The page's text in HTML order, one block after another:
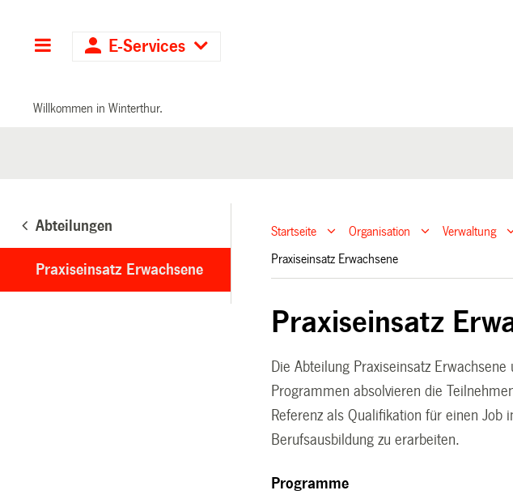
Hauptnavigation
E-Services
Willkommen in Winterthur.
Abteilungen
Praxiseinsatz Erwachsene
Startseite Organisation Verwaltung
Praxiseinsatz Erwachsene
Praxiseinsatz
Die Abteilung Praxiseinsatz
Programmen absolvieren die
Referenz als Qualifikation für einen
Berufsausbildung zu erarbeiten.
Programme